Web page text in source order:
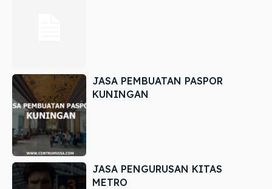
JASA PEMBUATAN PASPOR
KUNINGAN
JASA PENGURUSAN KITAS
METRO